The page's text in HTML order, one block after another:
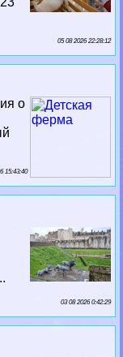
05 08 2026 22:28:12
о
15:43:40
03 08 2026 0:42:29